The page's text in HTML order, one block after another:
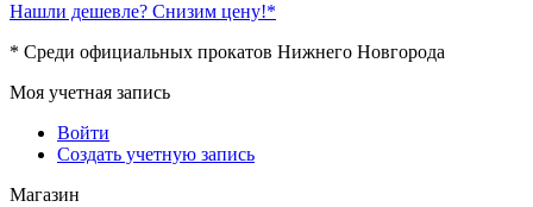
Нашли дешевле? Снизим цену!*
* Среди официальных прокатов Нижнего Новгорода
Моя учетная запись
Войти
Создать учетную запись
Магазин